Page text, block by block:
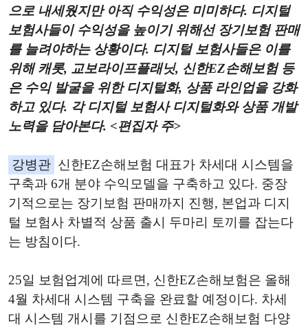
으로 내세웠지만 아직 수익성은 미미하다. 디지털
보험사들이 수익성을 높이기 위해선 장기보험 판매
를 늘려야하는 상황이다. 디지털 보험사들은 이를
위해 캐롯, 교보라이프플래닛, 신한EZ손해보험 등
은 수익 발굴을 위한 디지털화, 상품 라인업을 강화
하고 있다. 각 디지털 보험사 디지털화와 상품 개발
노력을 담아본다. <편집자 주>
강병관 신한EZ손해보험 대표가 차세대 시스템을
구축과 6개 분야 수익모델을 구축하고 있다. 중장
기적으로는 장기보험 판매까지 진행, 본업과 디지
털 보험사 차별적 상품 출시 두마리 토끼를 잡는다
는 방침이다.
25일 보험업계에 따르면, 신한EZ손해보험은 올해
4월 차세대 시스템 구축을 완료할 예정이다. 차세
대 시스템 개시를 기점으로 신한EZ손해보험 다양